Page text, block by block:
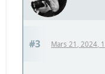
#3 Mars 21, 2024,